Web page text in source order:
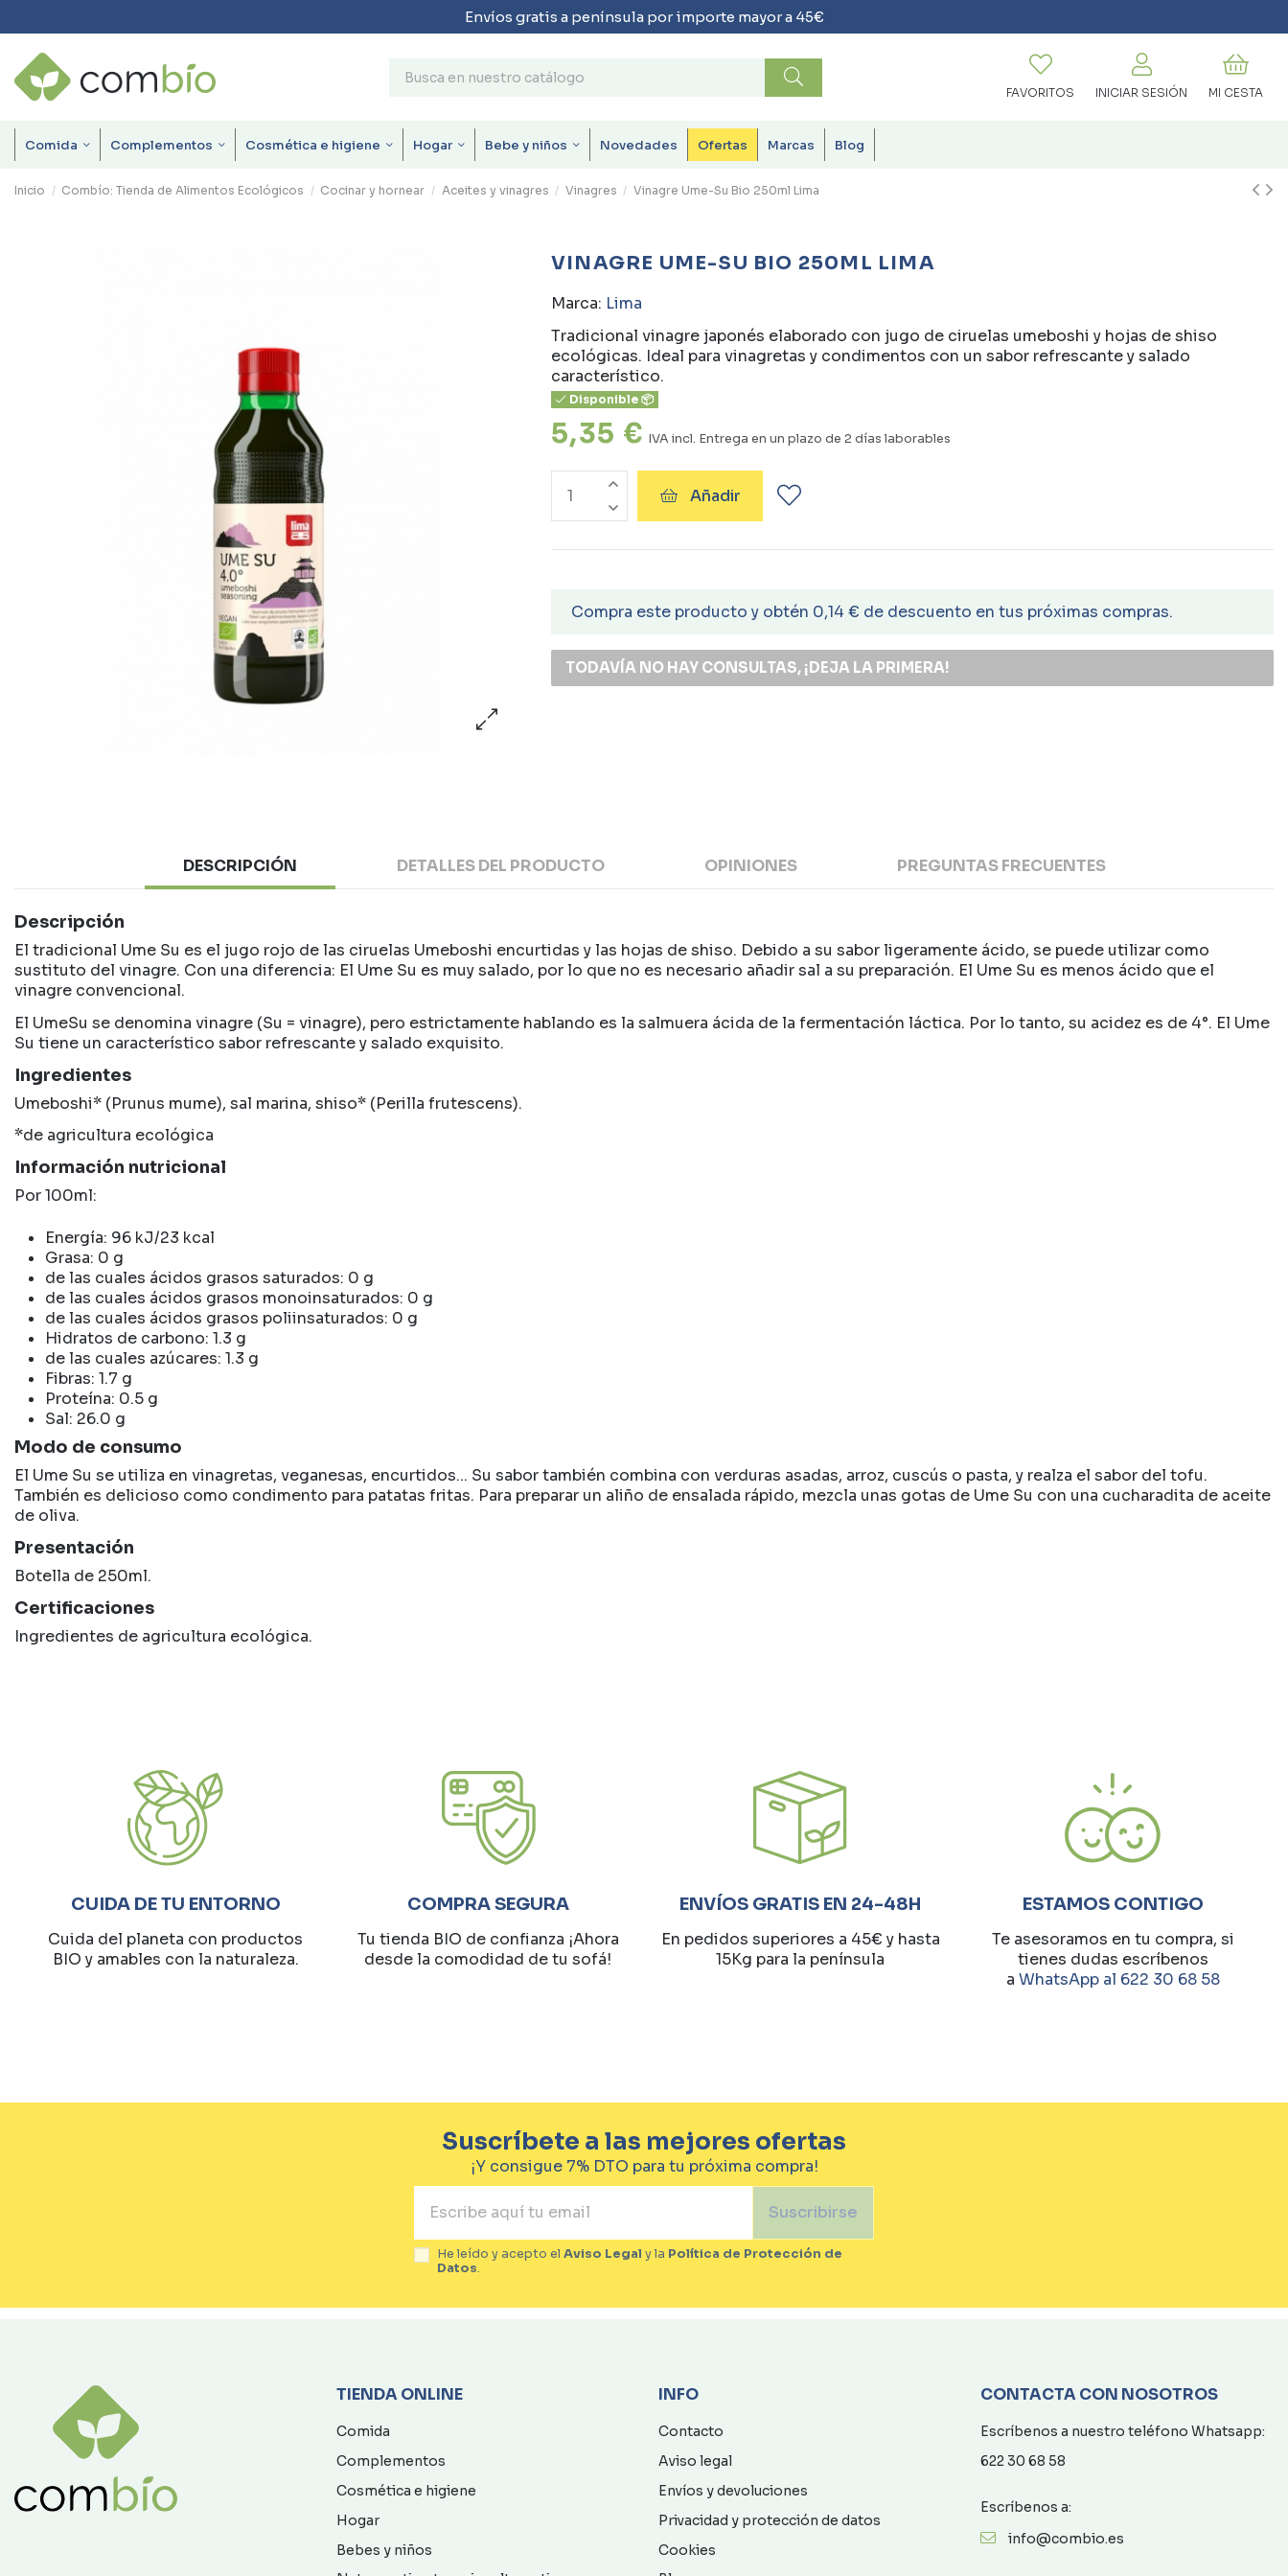
Envíos gratis a península por importe mayor a 45€
FAVORITOS INICIAR SESIÓN MI CESTA
Comida Complementos Cosmética e higiene Hogar Bebe y niños Novedades Ofertas Marcas Blog
Inicio Combío: Tienda de Alimentos Ecológicos Cocinar y hornear Aceites y vinagres Vinagres Vinagre Ume-Su Bio 250ml Lima
VINAGRE UME-SU BIO 250ML LIMA
Marca: Lima
Tradicional vinagre japonés elaborado con jugo de ciruelas umeboshi y hojas de shiso
ecológicas. Ideal para vinagretas y condimentos con un sabor refrescante y salado
característico.
Disponible 📦
5,35 € IVA incl. Entrega en un plazo de 2 días laborables
Añadir
Compra este producto y obtén 0,14 € de descuento en tus próximas compras.
TODAVÍA NO HAY CONSULTAS, ¡DEJA LA PRIMERA!
DESCRIPCIÓN DETALLES DEL PRODUCTO OPINIONES PREGUNTAS FRECUENTES
Descripción
El tradicional Ume Su es el jugo rojo de las ciruelas Umeboshi encurtidas y las hojas de shiso. Debido a su sabor ligeramente ácido, se puede utilizar como
sustituto del vinagre. Con una diferencia: El Ume Su es muy salado, por lo que no es necesario añadir sal a su preparación. El Ume Su es menos ácido que el
vinagre convencional.
El UmeSu se denomina vinagre (Su = vinagre), pero estrictamente hablando es la salmuera ácida de la fermentación láctica. Por lo tanto, su acidez es de 4°. El Ume
Su tiene un característico sabor refrescante y salado exquisito.
Ingredientes
Umeboshi* (Prunus mume), sal marina, shiso* (Perilla frutescens).
*de agricultura ecológica
Información nutricional
Por 100ml:
Energía: 96 kJ/23 kcal
Grasa: 0 g
de las cuales ácidos grasos saturados: 0 g
de las cuales ácidos grasos monoinsaturados: 0 g
de las cuales ácidos grasos poliinsaturados: 0 g
Hidratos de carbono: 1.3 g
de las cuales azúcares: 1.3 g
Fibras: 1.7 g
Proteína: 0.5 g
Sal: 26.0 g
Modo de consumo
El Ume Su se utiliza en vinagretas, veganesas, encurtidos... Su sabor también combina con verduras asadas, arroz, cuscús o pasta, y realza el sabor del tofu.
También es delicioso como condimento para patatas fritas. Para preparar un aliño de ensalada rápido, mezcla unas gotas de Ume Su con una cucharadita de aceite
de oliva.
Presentación
Botella de 250ml.
Certificaciones
Ingredientes de agricultura ecológica.
CUIDA DE TU ENTORNO
Cuida del planeta con productos
BIO y amables con la naturaleza.
COMPRA SEGURA
Tu tienda BIO de confianza ¡Ahora
desde la comodidad de tu sofá!
ENVÍOS GRATIS EN 24-48H
En pedidos superiores a 45€ y hasta
15Kg para la península
ESTAMOS CONTIGO
Te asesoramos en tu compra, si
tienes dudas escríbenos
a WhatsApp al 622 30 68 58
Suscríbete a las mejores ofertas
¡Y consigue 7% DTO para tu próxima compra!
Suscribirse
He leído y acepto el Aviso Legal y la Política de Protección de
Datos.
TIENDA ONLINE
Comida
Complementos
Cosmética e higiene
Hogar
Bebes y niños
INFO
Contacto
Aviso legal
Envíos y devoluciones
Privacidad y protección de datos
Cookies
CONTACTA CON NOSOTROS
Escríbenos a nuestro teléfono Whatsapp:
622 30 68 58
Escríbenos a:
info@combio.es